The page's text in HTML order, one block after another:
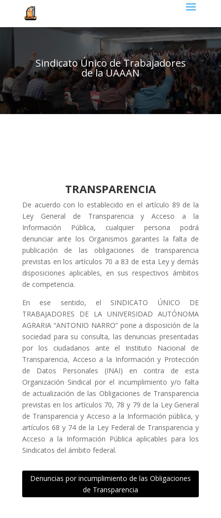
Sindicato Único de Trabajadores
de la UAAAN
TRANSPARENCIA
De acuerdo con lo establecido en el artículo 89 de la
Ley General de Transparencia y Acceso a la
Información Pública, cualquier persona podrá
denunciar ante los Organismos garantes la falta de
publicación de las obligaciones de transparencia
previstas en los artículos 70 a 83 de esta Ley y demás
disposiciones aplicables, en sus respectivos ámbitos
de competencia.
En ese sentido, el SINDICATO ÚNICO DE
TRABAJADORES DE LA UNIVERSIDAD AUTÓNOMA
AGRARIA “ANTONIO NARRO” pone a disposición de la
sociedad para su consulta, las denuncias presentadas
por los ciudadanos ante el Instituto Nacional de
Transparencia, Acceso a la Información y Protección
de Datos Personales (INAI) en contra de esta
Organización Sindical por el incumplimiento y/o falta
de actualización de las Obligaciones de Transparencia
previstas en los artículos 70, 78 y 79 de la Ley General
de Transparencia y Acceso a la Información pública, y
artículos 68 y 74 de la Ley Federal de Transparencia y
Acceso a la Información Pública aplicables para los
Sindicatos del ámbito federal.
Denuncias por incumplimiento de las Obligaciones
de Transparencia